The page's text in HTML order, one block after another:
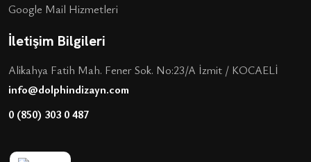
Google Mail Hizmetleri
İletişim Bilgileri
Alikahya Fatih Mah. Fener Sok. No:23/A İzmit / KOCAELİ
info@dolphindizayn.com
0 (850) 303 0 487